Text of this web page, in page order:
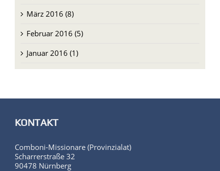
März 2016 (8)
Februar 2016 (5)
Januar 2016 (1)
KONTAKT
Comboni-Missionare (Provinzialat)
Scharrerstraße 32
90478 Nürnberg